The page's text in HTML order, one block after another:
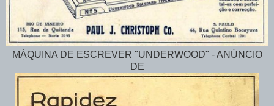
MÁQUINA DE ESCREVER "UNDERWOOD" - ANÚNCIO
DE